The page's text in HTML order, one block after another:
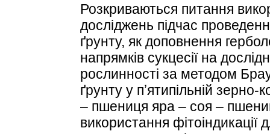
Розкриваються питання
досліджень підчас
ґрунту, як доповнення
напрямків сукцесії на
рослинності за методом
ґрунту у пʼятипільній зерно-
– пшениця яра – соя –
використання фітоіндикації